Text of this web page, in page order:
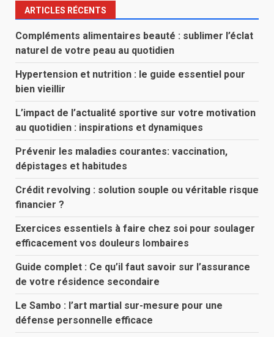
ARTICLES RÉCENTS
Compléments alimentaires beauté : sublimer l’éclat
naturel de votre peau au quotidien
Hypertension et nutrition : le guide essentiel pour
bien vieillir
L’impact de l’actualité sportive sur votre motivation
au quotidien : inspirations et dynamiques
Prévenir les maladies courantes: vaccination,
dépistages et habitudes
Crédit revolving : solution souple ou véritable risque
financier ?
Exercices essentiels à faire chez soi pour soulager
efficacement vos douleurs lombaires
Guide complet : Ce qu’il faut savoir sur l’assurance
de votre résidence secondaire
Le Sambo : l’art martial sur-mesure pour une
défense personnelle efficace